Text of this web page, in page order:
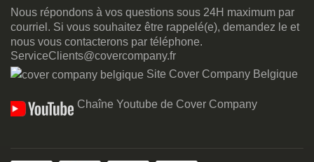
Nous répondons à vos questions sous 24H maximum par
courriel. Si vous souhaitez être rappelé(e), demandez le et
nous vous contacterons par téléphone.
ServiceClients@covercompany.fr
Site Cover Company Belgique
Chaîne Youtube de Cover Company